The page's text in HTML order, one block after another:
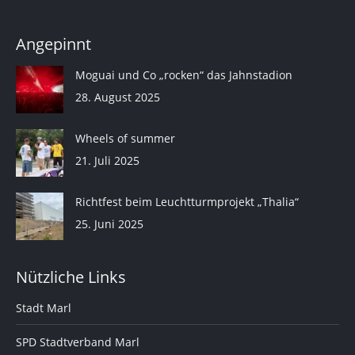
Angepinnt
Moguai und Co „rocken“ das Jahnstadion
28. August 2025
Wheels of summer
21. Juli 2025
Richtfest beim Leuchtturmprojekt „Thalia“
25. Juni 2025
Nützliche Links
Stadt Marl
SPD Stadtverband Marl